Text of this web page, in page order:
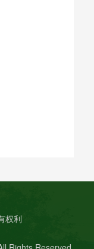
权利